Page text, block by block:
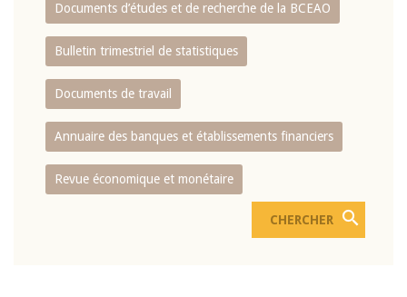
Documents d’études et de recherche de la BCEAO
Bulletin trimestriel de statistiques
Documents de travail
Annuaire des banques et établissements financiers
Revue économique et monétaire